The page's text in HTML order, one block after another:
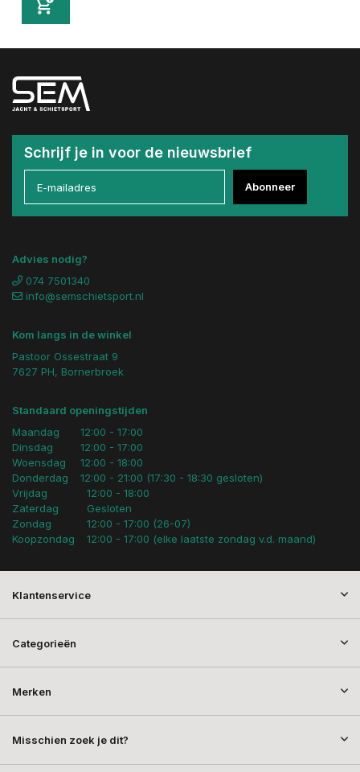
Schrijf je in voor de nieuwsbrief
Abonneer
Advies nodig?
074 7501340
info@semschietsport.nl
Kom langs in de winkel
Pastoor Ossestraat 9
7627 PH, Bornerbroek
Standaard openingstijden
Maandag
Dinsdag
Woensdag
Donderdag
12:00 - 17:00
12:00 - 17:00
12:00 - 18:00
12:00 - 21:00 (17:30 - 18:30 gesloten)
Vrijdag
Zaterdag
Zondag
Koopzondag
12:00 - 18:00
Gesloten
12:00 - 17:00 (26-07)
12:00 - 17:00 (elke laatste zondag v.d. maand)
Klantenservice
Categorieën
Merken
Misschien zoek je dit?